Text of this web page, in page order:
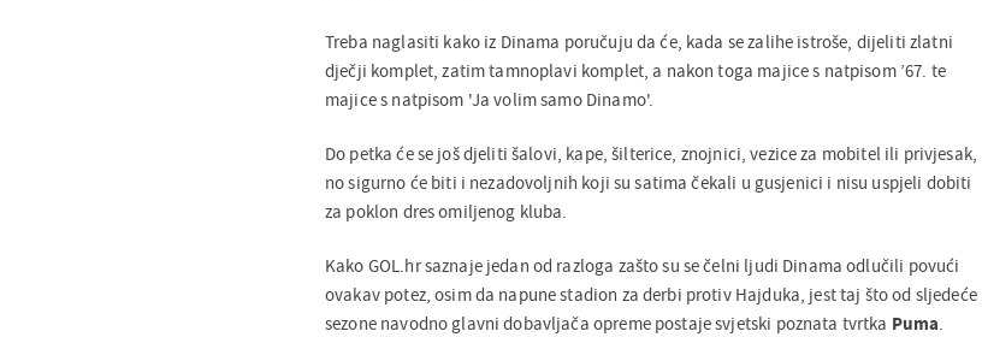
Treba naglasiti kako iz Dinama poručuju da će, kada se zalihe istroše, dijeliti zlatni
dječji komplet, zatim tamnoplavi komplet, a nakon toga majice s natpisom ’67. te
majice s natpisom 'Ja volim samo Dinamo'.
Do petka će se još djeliti šalovi, kape, šilterice, znojnici, vezice za mobitel ili privjesak,
no sigurno će biti i nezadovoljnih koji su satima čekali u gusjenici i nisu uspjeli dobiti
za poklon dres omiljenog kluba.
Kako GOL.hr saznaje jedan od razloga zašto su se čelni ljudi Dinama odlučili povući
ovakav potez, osim da napune stadion za derbi protiv Hajduka, jest taj što od sljedeće
sezone navodno glavni dobavljača opreme postaje svjetski poznata tvrtka Puma.